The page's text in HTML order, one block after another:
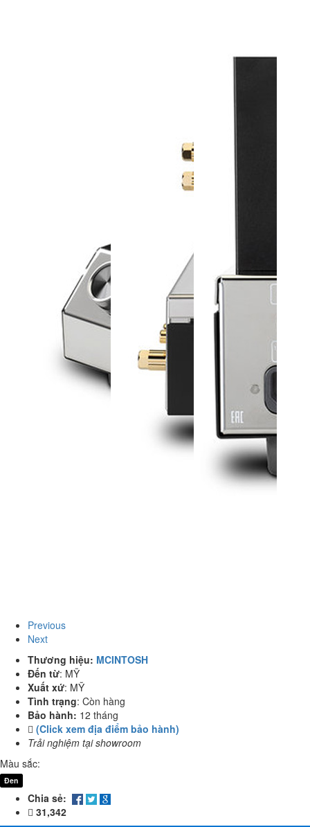
Previous
Next
Thương hiệu: MCINTOSH
Đến từ: MỸ
Xuất xứ: MỸ
Tình trạng: Còn hàng
Bảo hành: 12 tháng
(Click xem địa điểm bảo hành)
Trải nghiệm tại showroom
Màu sắc:
Đen
Chia sẻ:
31,342